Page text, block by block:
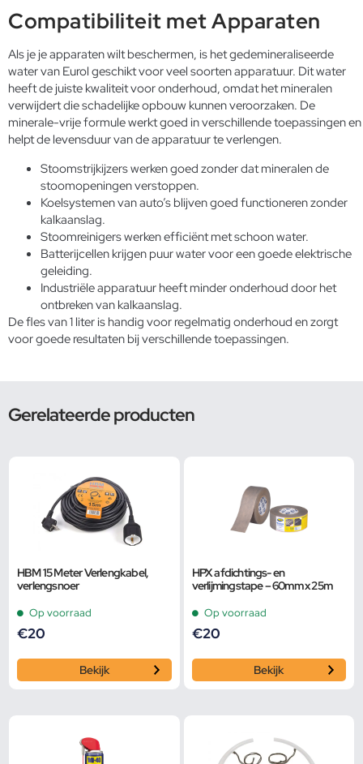
Compatibiliteit met Apparaten
Als je je apparaten wilt beschermen, is het gedemineraliseerde
water van Eurol geschikt voor veel soorten apparatuur. Dit water
heeft de juiste kwaliteit voor onderhoud, omdat het mineralen
verwijdert die schadelijke opbouw kunnen veroorzaken. De
minerale-vrije formule werkt goed in verschillende toepassingen en
helpt de levensduur van de apparatuur te verlengen.
Stoomstrijkijzers werken goed zonder dat mineralen de
stoomopeningen verstoppen.
Koelsystemen van auto’s blijven goed functioneren zonder
kalkaanslag.
Stoomreinigers werken efficiënt met schoon water.
Batterijcellen krijgen puur water voor een goede elektrische
geleiding.
Industriële apparatuur heeft minder onderhoud door het
ontbreken van kalkaanslag.
De fles van 1 liter is handig voor regelmatig onderhoud en zorgt
voor goede resultaten bij verschillende toepassingen.
Gerelateerde producten
HBM 15 Meter Verlengkabel,
verlengsnoer
Op voorraad
€20
Bekijk
HPX afdichtings- en
verlijmingstape – 60mm x 25m
Op voorraad
€20
Bekijk